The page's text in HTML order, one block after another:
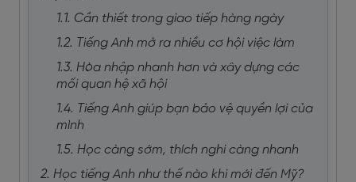
1.1. Cần thiết trong giao tiếp hàng ngày
1.2. Tiếng Anh mở ra nhiều cơ hội việc làm
1.3. Hòa nhập nhanh hơn và xây dựng các
mối quan hệ xã hội
1.4. Tiếng Anh giúp bạn bảo vệ quyền lợi của
mình
1.5. Học càng sớm, thích nghi càng nhanh
2. Học tiếng Anh như thế nào khi mới đến Mỹ?